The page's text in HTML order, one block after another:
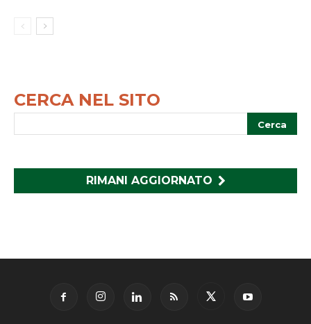
CERCA NEL SITO
RIMANI AGGIORNATO